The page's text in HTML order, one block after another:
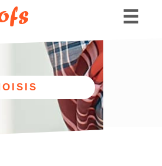
Nos professeurs
Donner des cours
☰